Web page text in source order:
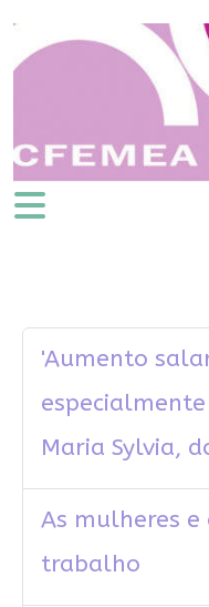
'Aumento
Maria Sylvia,
As mulheres e
trabalho